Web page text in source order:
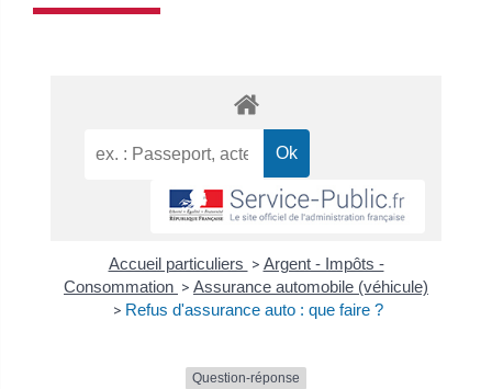
Accueil particuliers > Argent - Impôts -
Consommation > Assurance automobile (véhicule)
> Refus d'assurance auto : que faire ?
Question-réponse